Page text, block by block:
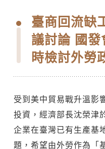
臺商回流缺
議討論 國
時檢討外勞
受到美中貿易戰升溫影
投資，經濟部長沈榮津
企業在臺灣已有生產基
題，希望由外勞作為「